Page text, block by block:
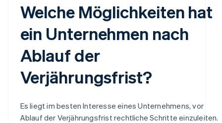
Welche Möglichkeiten hat
ein Unternehmen nach
Ablauf der
Verjährungsfrist?
Es liegt im besten Interesse eines Unternehmens, vor
Ablauf der Verjährungsfrist rechtliche Schritte einzuleiten.